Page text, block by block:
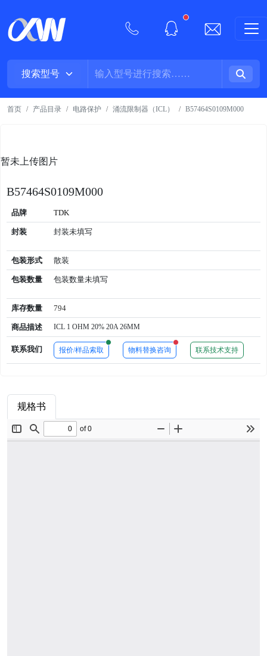
New alerts
首页 产品目录 电路保护 涌流限制器（ICL） B57464S0109M000
暂未上传图片
B57464S0109M000
品牌 TDK
封装 封装未填写
包装形式 散装
包装数量 包装数量未填写
库存数量 794
商品描述 ICL 1 OHM 20% 20A 26MM
联系我们 报价/样品索取 New alerts物料替换咨询 New alerts联系技术支持
规格书